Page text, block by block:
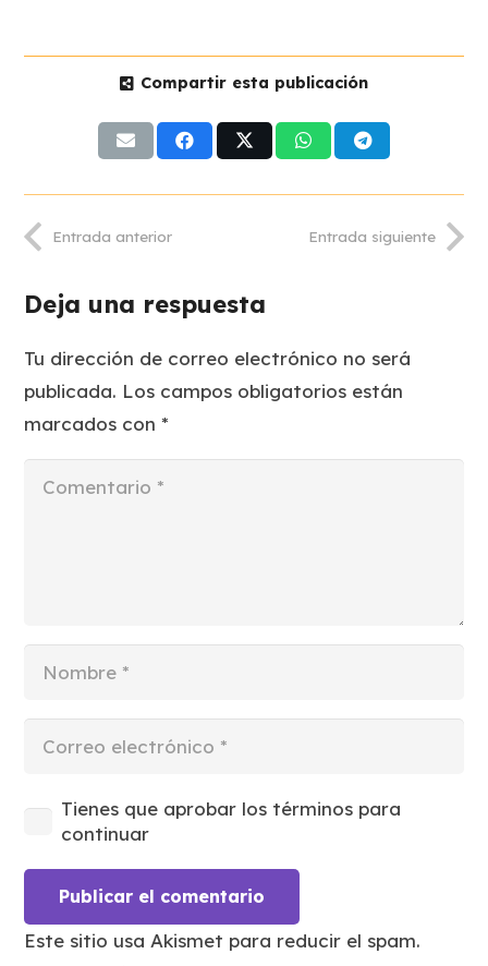
Compartir esta publicación
Entrada anterior Entrada siguiente
Deja una respuesta
Tu dirección de correo electrónico no será
publicada. Los campos obligatorios están
marcados con*
Tienes que aprobar los términos para
continuar
Publicar el comentario
Este sitio usa Akismet para reducir el spam.